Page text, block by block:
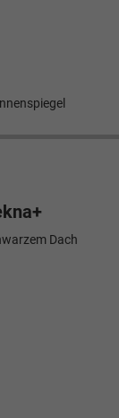
Dach